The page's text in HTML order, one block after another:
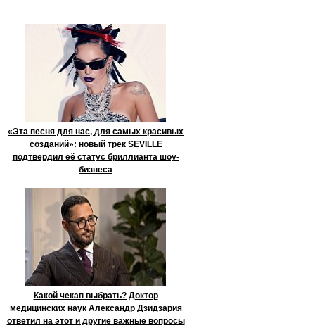
«Эта песня для нас, для самых красивых
созданий»: новый трек SEVILLE
подтвердил её статус бриллианта шоу-
бизнеса
Какой чекап выбрать? Доктор
медицинских наук Александр Дзидзария
ответил на этот и другие важные вопросы